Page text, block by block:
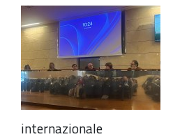
internazionale